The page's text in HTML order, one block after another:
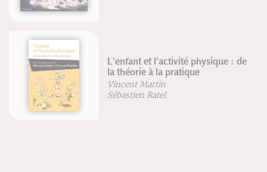
L'enfant et l'activité physique : de
la théorie à la pratique
Vincent Martin
Sébastien Ratel